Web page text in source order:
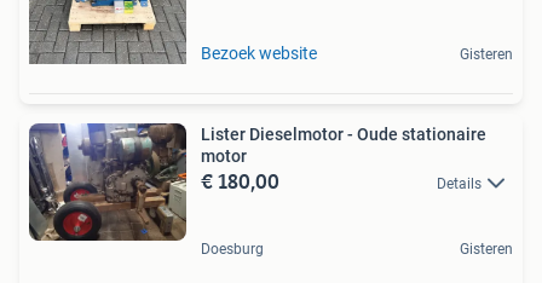
Bezoek website Gisteren
Lister Dieselmotor - Oude stationaire
motor
€ 180,00 Details
Doesburg Gisteren